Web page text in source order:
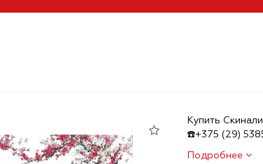
Купить
☎️+375 (29)
Подробнее